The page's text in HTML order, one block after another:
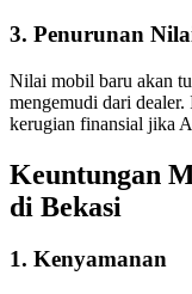
3. Penurunan
Nilai mobil baru akan
mengemudi dari
kerugian finansial jika
Keuntungan
di Bekasi
1. Kenyamanan